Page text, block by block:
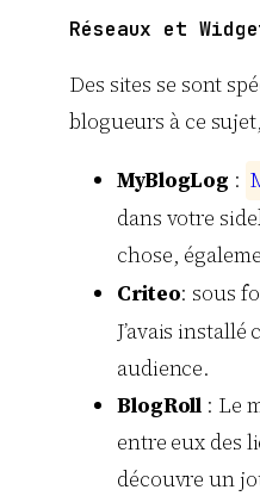
Réseaux et
Des sites se sont
blogueurs à ce
MyBlogLog :
dans votre
chose,
Criteo: sous
J’avais
audience.
BlogRoll : Le
entre eux des
découvre un